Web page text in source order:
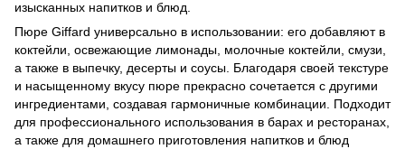
изысканных напитков и блюд.
Пюре Giffard универсально в использовании: его добавляют в
коктейли, освежающие лимонады, молочные коктейли, смузи,
а также в выпечку, десерты и соусы. Благодаря своей текстуре
и насыщенному вкусу пюре прекрасно сочетается с другими
ингредиентами, создавая гармоничные комбинации. Подходит
для профессионального использования в барах и ресторанах,
а также для домашнего приготовления напитков и блюд